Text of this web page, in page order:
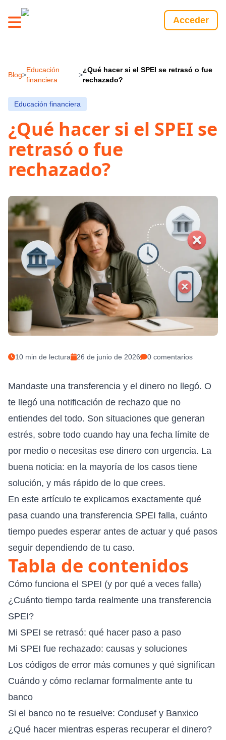
Acceder
Blog>
Educación
financiera
>
¿Qué hacer si el SPEI se retrasó o fue
rechazado?
Educación financiera
¿Qué hacer si el SPEI se
retrasó o fue
rechazado?
10 min de lectura 26 de junio de 2026 0 comentarios
Mandaste una transferencia y el dinero no llegó. O
te llegó una notificación de rechazo que no
entiendes del todo. Son situaciones que generan
estrés, sobre todo cuando hay una fecha límite de
por medio o necesitas ese dinero con urgencia. La
buena noticia: en la mayoría de los casos tiene
solución, y más rápido de lo que crees.
En este artículo te explicamos exactamente qué
pasa cuando una transferencia SPEI falla, cuánto
tiempo puedes esperar antes de actuar y qué pasos
seguir dependiendo de tu caso.
Tabla de contenidos
Cómo funciona el SPEI (y por qué a veces falla)
¿Cuánto tiempo tarda realmente una transferencia
SPEI?
Mi SPEI se retrasó: qué hacer paso a paso
Mi SPEI fue rechazado: causas y soluciones
Los códigos de error más comunes y qué significan
Cuándo y cómo reclamar formalmente ante tu
banco
Si el banco no te resuelve: Condusef y Banxico
¿Qué hacer mientras esperas recuperar el dinero?